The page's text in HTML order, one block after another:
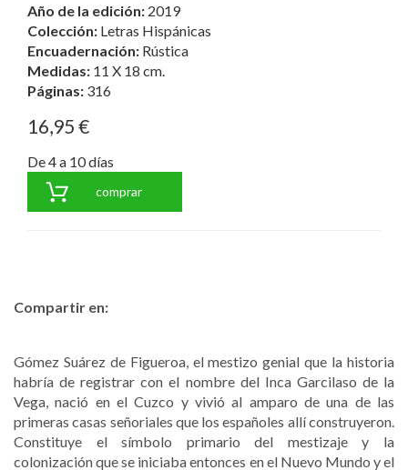
Año de la edición: 2019
Colección: Letras Hispánicas
Encuadernación: Rústica
Medidas: 11 X 18 cm.
Páginas: 316
16,95 €
De 4 a 10 días
comprar
Compartir en:
Gómez Suárez de Figueroa, el mestizo genial que la historia
habría de registrar con el nombre del Inca Garcilaso de la
Vega, nació en el Cuzco y vivió al amparo de una de las
primeras casas señoriales que los españoles allí construyeron.
Constituye el símbolo primario del mestizaje y la
colonización que se iniciaba entonces en el Nuevo Mundo y el